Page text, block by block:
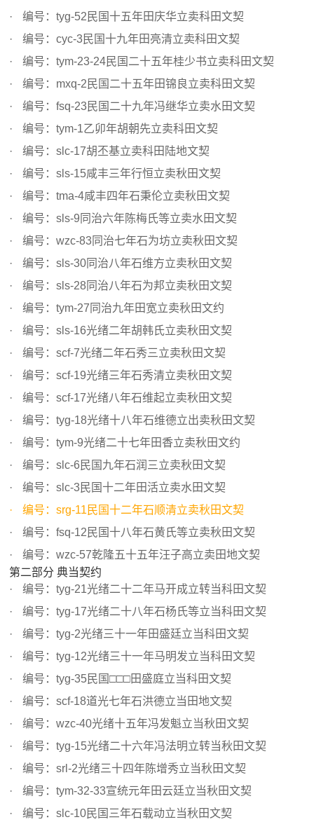
编号：tyg-52民国十五年田庆华立卖科田文契
编号：cyc-3民国十九年田亮清立卖科田文契
编号：tym-23-24民国二十五年桂少书立卖科田文契
编号：mxq-2民国二十五年田锦良立卖科田文契
编号：fsq-23民国二十九年冯继华立卖水田文契
编号：tym-1乙卯年胡朝先立卖科田文契
编号：slc-17胡丕基立卖科田陆地文契
编号：sls-15咸丰三年行恒立卖秋田文契
编号：tma-4咸丰四年石秉伦立卖秋田文契
编号：sls-9同治六年陈梅氏等立卖水田文契
编号：wzc-83同治七年石为坊立卖秋田文契
编号：sls-30同治八年石维方立卖秋田文契
编号：sls-28同治八年石为邦立卖秋田文契
编号：tym-27同治九年田宽立卖秋田文约
编号：sls-16光绪二年胡韩氏立卖秋田文契
编号：scf-7光绪二年石秀三立卖秋田文契
编号：scf-19光绪三年石秀清立卖秋田文契
编号：scf-17光绪八年石维起立卖秋田文契
编号：tyg-18光绪十八年石维德立出卖秋田文契
编号：tym-9光绪二十七年田香立卖秋田文约
编号：slc-6民国九年石润三立卖秋田文契
编号：slc-3民国十二年田活立卖水田文契
编号：srg-11民国十二年石顺清立卖秋田文契
编号：fsq-12民国十八年石黄氏等立卖秋田文契
编号：wzc-57乾隆五十五年汪子高立卖田地文契
第二部分 典当契约
编号：tyg-21光绪二十二年马开成立转当科田文契
编号：tyg-17光绪二十八年石杨氏等立当科田文契
编号：tyg-2光绪三十一年田盛廷立当科田文契
编号：tyg-12光绪三十一年马明发立当科田文契
编号：tyg-35民国□□□田盛庭立当科田文契
编号：scf-18道光七年石洪德立当田地文契
编号：wzc-40光绪十五年冯发魁立当秋田文契
编号：tyg-15光绪二十六年冯法明立转当秋田文契
编号：srl-2光绪三十四年陈增秀立当秋田文契
编号：tym-32-33宣统元年田云廷立当秋田文契
编号：slc-10民国三年石载动立当秋田文契